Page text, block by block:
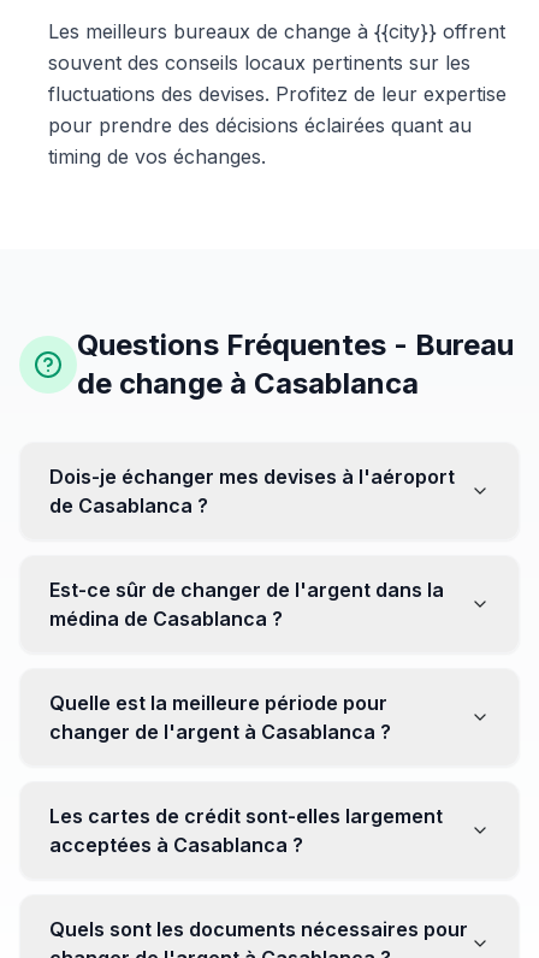
Les meilleurs bureaux de change à {{city}} offrent
souvent des conseils locaux pertinents sur les
fluctuations des devises. Profitez de leur expertise
pour prendre des décisions éclairées quant au
timing de vos échanges.
Questions Fréquentes - Bureau
de change à Casablanca
Dois-je échanger mes devises à l'aéroport
de Casablanca ?
être moins avantageux. Orientez-vous plutôt vers les
bureaux de change en ville pour obtenir de meilleurs
Est-ce sûr de changer de l'argent dans la
médina de Casablanca ?
établissements réputés pour éviter les surprises.
Quelle est la meilleure période pour
changer de l'argent à Casablanca ?
soyez attentif aux fluctuations pour maximiser la valeur
de vos devises.
Les cartes de crédit sont-elles largement
acceptées à Casablanca ?
Cependant, avoir un peu de monnaie locale peut être
Quels sont les documents nécessaires pour